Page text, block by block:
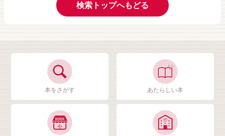
検索トップへもどる
本をさがす あたらしい本